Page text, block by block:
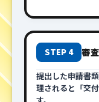
STEP 4 審
提出した申請書
理されると「交